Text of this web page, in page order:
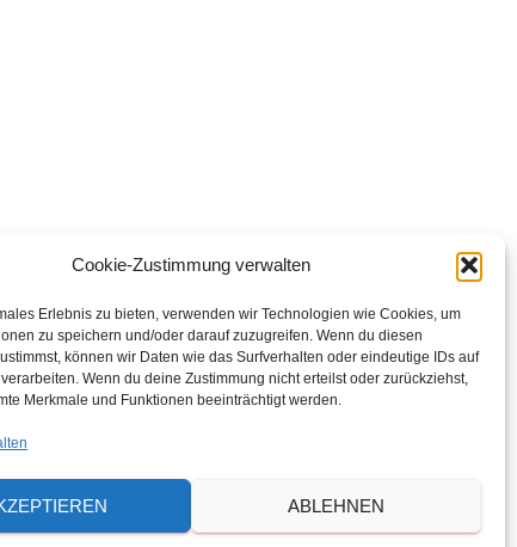
Cookie-Zustimmung verwalten
Erlebnis zu bieten, verwenden wir Technologien wie Cookies, um
zu speichern und/oder darauf zuzugreifen. Wenn du diesen
können wir Daten wie das Surfverhalten oder eindeutige IDs auf
Wenn du deine Zustimmung nicht erteilst oder zurückziehst,
Merkmale und Funktionen beeinträchtigt werden.
ABLEHNEN